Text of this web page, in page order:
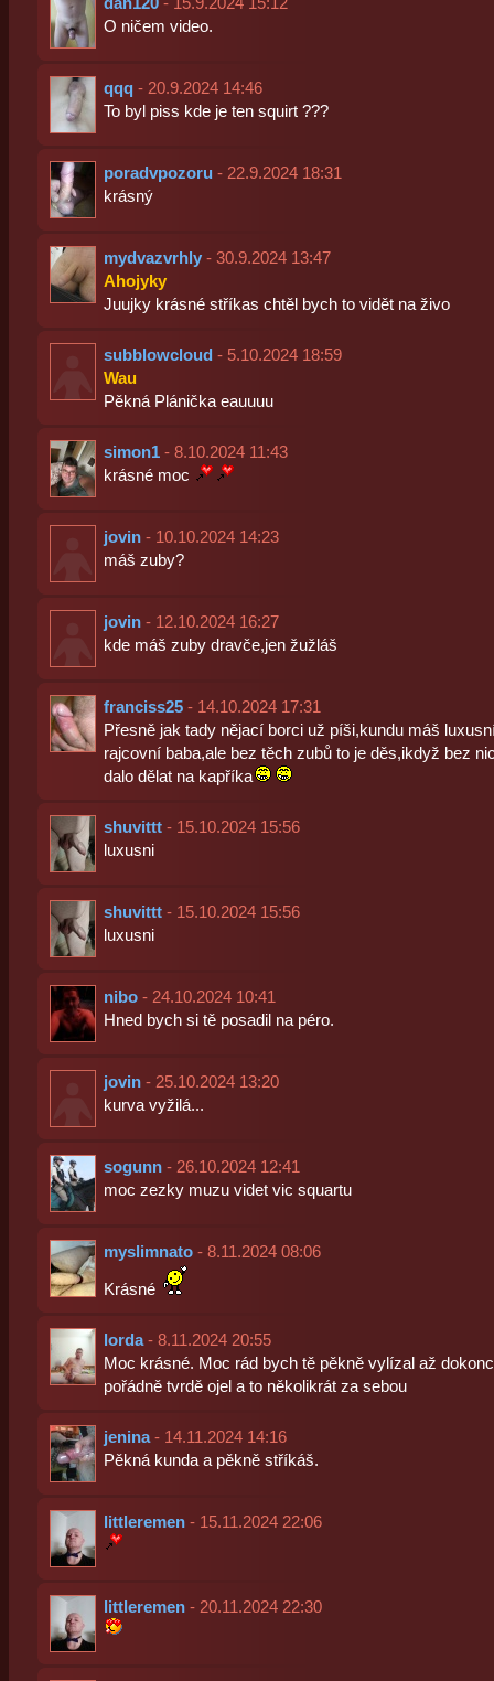
O ničem video.
qqq- 20.9.2024 14:46
To byl piss kde je ten squirt ???
poradvpozoru- 22.9.2024 18:31
krásný
mydvazvrhly- 30.9.2024 13:47
Ahojyky
Juujky krásné stříkas chtěl bych to vidět na živo
subblowcloud- 5.10.2024 18:59
Wau
Pěkná Plánička eauuuu
simon1- 8.10.2024 11:43
krásné moc
jovin- 10.10.2024 14:23
máš zuby?
jovin- 12.10.2024 16:27
kde máš zuby dravče,jen žužláš
franciss25- 14.10.2024 17:31
Přesně jak tady nějací borci už píši,kundu máš
rajcovní baba,ale bez těch zubů to je děs,ikdyž bez
dalo dělat na kapříka
shuvittt- 15.10.2024 15:56
luxusni
shuvittt- 15.10.2024 15:56
luxusni
nibo- 24.10.2024 10:41
Hned bych si tě posadil na péro.
jovin- 25.10.2024 13:20
kurva vyžilá...
sogunn- 26.10.2024 12:41
moc zezky muzu videt vic squartu
myslimnato- 8.11.2024 08:06
Krásné
lorda- 8.11.2024 20:55
Moc krásné. Moc rád bych tě pěkně vylízal až
pořádně tvrdě ojel a to několikrát za sebou
jenina- 14.11.2024 14:16
Pěkná kunda a pěkně stříkáš.
littleremen- 15.11.2024 22:06
littleremen- 20.11.2024 22:30